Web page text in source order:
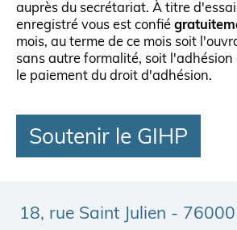
auprès du secrétariat. À titre
enregistré vous est confié
mois, au terme de ce mois soit
sans autre formalité, soit l'adhésion
le paiement du droit d'adhésion.
Soutenir le GIHP
18, rue Saint Julien - 76000